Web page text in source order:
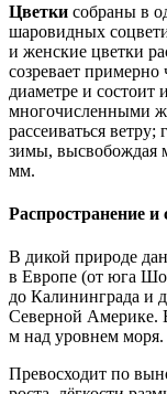
Цветки собраны в
шаровидных
и женские цветки
созревает примерно
диаметре и состоит
многочисленными
рассеиваться ветру;
зимы, высвобождая
мм.
Распространение и
В дикой природе
в Европе (от юга
до Калининграда и
Северной Америке.
м над уровнем моря.
Превосходит по